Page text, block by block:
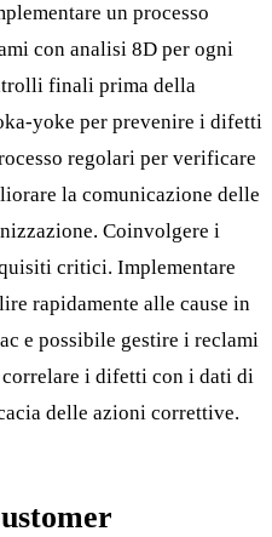
un processo
con analisi 8D per ogni
finali prima della
yoke per prevenire i difetti
regolari per verificare
la comunicazione delle
Coinvolgere i
critici. Implementare
rapidamente alle cause in
e possibile gestire i reclami
i difetti con i dati di
delle azioni correttive.